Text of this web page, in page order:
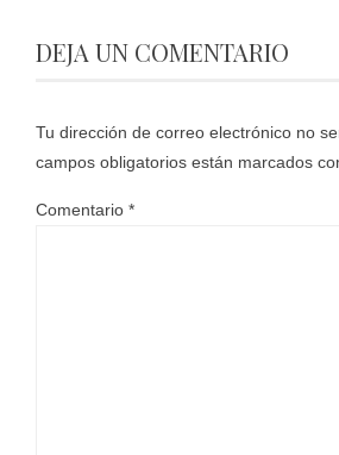
DEJA UN COMENTARIO
Tu dirección de correo electrónico no
campos obligatorios están marcados
Comentario *